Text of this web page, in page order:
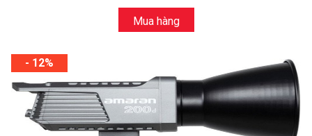
Mua hàng
- 12%